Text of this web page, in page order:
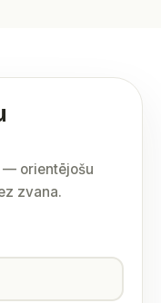
— orientējošu
zvana.